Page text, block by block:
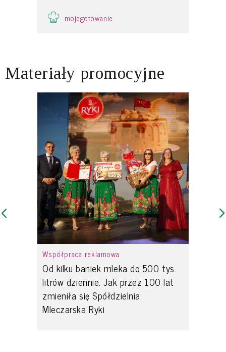
mojegotowanie
Materiały promocyjne
Współpraca reklamowa
Od kilku baniek mleka do 500 tys.
litrów dziennie. Jak przez 100 lat
zmieniła się Spółdzielnia
Mleczarska Ryki